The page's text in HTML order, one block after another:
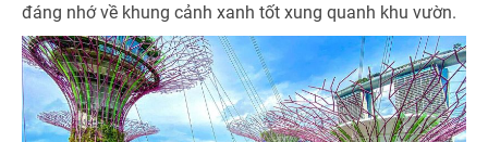
đáng nhớ về khung cảnh xanh tốt xung quanh khu vườn.